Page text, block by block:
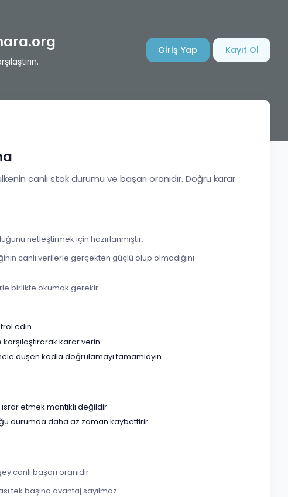
Giriş Yap Kayıt Ol
canlı stok durumu ve başarı oranıdır. Doğru karar
netleştirmek için hazırlanmıştır.
canlı verilerle gerçekten güçlü olup olmadığını
birlikte okumak gerekir.
edin.
karar verin.
düşen kodla doğrulamayı tamamlayın.
etmek mantıklı değildir.
durumda daha az zaman kaybettirir.
canlı başarı oranıdır.
tek başına avantaj sayılmaz.